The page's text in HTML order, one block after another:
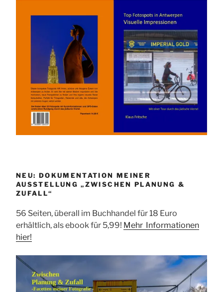
NEU: DOKUMENTATION MEINER
AUSSTELLUNG „ZWISCHEN PLANUNG &
ZUFALL“
56 Seiten, überall im Buchhandel für 18 Euro
erhältlich, als ebook für 5,99! Mehr Informationen
hier!